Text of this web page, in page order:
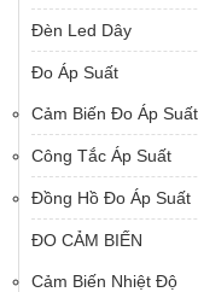
Đèn Led Dây
Đo Áp Suất
Cảm Biến Đo Áp Suất
Công Tắc Áp Suất
Đồng Hồ Đo Áp Suất
ĐO CẢM BIẾN
Cảm Biến Nhiệt Độ